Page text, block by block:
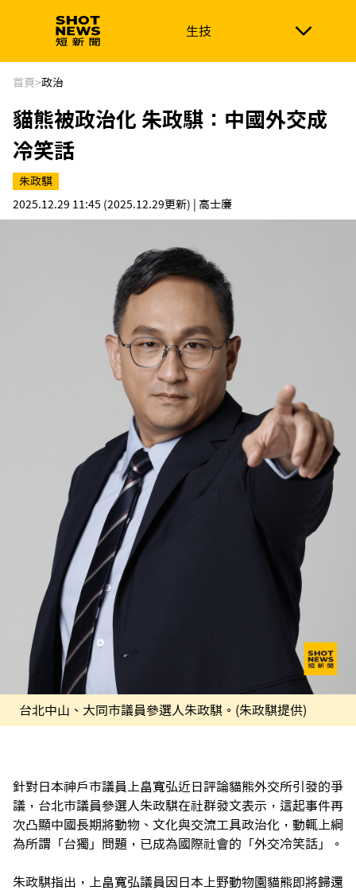
生技
生技 政治
新南向 體育
首頁>政治
貓熊被政治化 朱政騏：中國外交成
冷笑話
朱政騏
2025.12.29 11:45 (2025.12.29更新) | 高士廉
台北中山、大同市議員參選人朱政騏。(朱政騏提供)
針對日本神戶市議員上畠寬弘近日評論貓熊外交所引發的爭
議，台北市議員參選人朱政騏在社群發文表示，這起事件再
次凸顯中國長期將動物、文化與交流工具政治化，動輒上綱
為所謂「台獨」問題，已成為國際社會的「外交冷笑話」。
朱政騏指出，上畠寬弘議員因日本上野動物園貓熊即將歸還